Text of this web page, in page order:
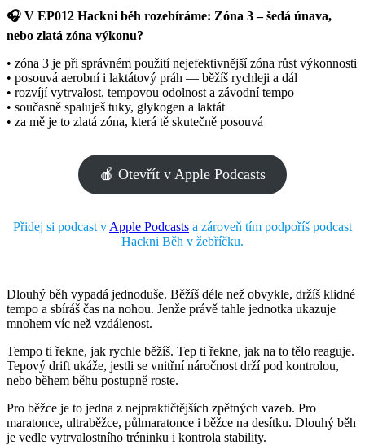
🎧 V EP012 Hackni běh rozebíráme: Zóna 3 – šedá únava,
nebo zlatá zóna výkonu?
• zóna 3 je při správném použití nejefektivnější zóna růst výkonnosti
• posouvá aerobní i laktátový práh — běžíš rychleji a dál
• rozvíjí vytrvalost, tempovou odolnost a závodní tempo
• současně spaluješ tuky, glykogen a laktát
• za mě je to zlatá zóna, která tě skutečně posouvá
🍎 Otevřít v Apple Podcasts
Přidej si podcast v Apple Podcasts a zároveň tím podpoříš podcast
Hackni Běh v žebříčku.
Dlouhý běh vypadá jednoduše. Běžíš déle než obvykle, držíš klidné
tempo a sbíráš čas na nohou. Jenže právě tahle jednotka ukazuje
mnohem víc než vzdálenost.
Tempo ti řekne, jak rychle běžíš. Tep ti řekne, jak na to tělo reaguje.
Tepový drift ukáže, jestli se vnitřní náročnost drží pod kontrolou,
nebo během běhu postupně roste.
Pro běžce je to jedna z nejpraktičtějších zpětných vazeb. Pro
maratonce, ultraběžce, půlmaratonce i běžce na desítku. Dlouhý běh
je vedle vytrvalostního tréninku i kontrola stability.